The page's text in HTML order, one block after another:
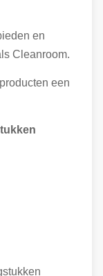
en
Cleanroom.
een